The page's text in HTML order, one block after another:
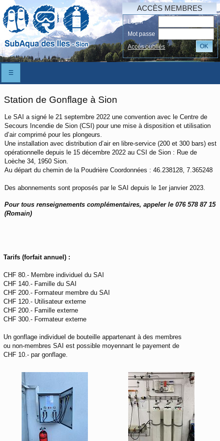
ACCÈS MEMBRES
Login
Mot passe
Accés oubliés
OK
☰
Station de Gonflage à Sion
Le SAI a signé le 21 septembre 2022 une convention avec le Centre de
Secours Incendie de Sion (CSI) pour une mise à disposition et utilisation
d’air comprimé pour les plongeurs.
Une installation avec distribution d’air en libre-service (200 et 300 bars) est
opérationnelle depuis le 15 décembre 2022 au CSI de Sion : Rue de
Loèche 34, 1950 Sion.
Au départ du chemin de la Poudrière Coordonnées : 46.238128, 7.365248
Des abonnements sont proposés par le SAI depuis le 1er janvier 2023.
Pour tous renseignements complémentaires, appeler le 076 578 87 15
(Romain)
Tarifs (forfait annuel) :
CHF 80.- Membre individuel du SAI
CHF 140.- Famille du SAI
CHF 200.- Formateur membre du SAI
CHF 120.- Utilisateur externe
CHF 200.- Famille externe
CHF 300.- Formateur externe
Un gonflage individuel de bouteille appartenant à des membres
ou non-membres SAI est possible moyennant le payement de
CHF 10.- par gonflage.